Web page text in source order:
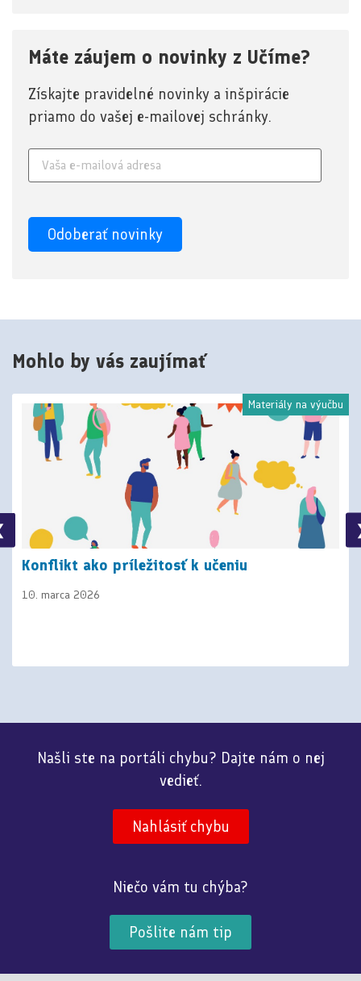
Máte záujem o novinky z Učíme?
Získajte pravidelné novinky a inšpirácie
priamo do vašej e-mailovej schránky.
Mohlo by vás zaujímať
Materiály na výučbu
Konflikt ako príležitosť k učeniu
10. marca 2026
Našli ste na portáli chybu? Dajte nám o nej
vedieť.
Nahlásiť chybu
Niečo vám tu chýba?
Pošlite nám tip